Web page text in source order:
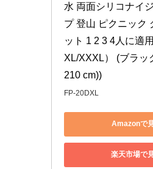
水 両面シリコナイ
プ 登山 ピクニック
ット 1 2 3 4人に適
XL/XXXL） (ブラッ
210 cm))
FP-20DXL
Amazonで
楽天市場で